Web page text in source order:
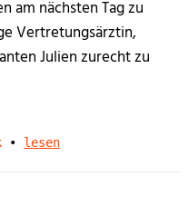
am nächsten Tag zu
Vertretungsärztin,
Julien zurecht zu
• lesen